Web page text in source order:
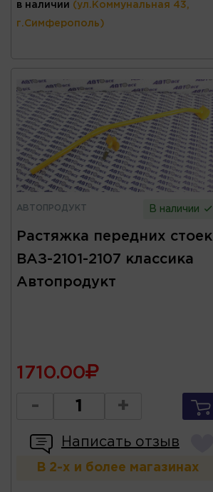
в наличии (ул.Коммунальная 43,
г.Симферополь)
АВТОПРОДУКТ В наличии
Растяжка передних стоек
ВАЗ-2101-2107 классика
Автопродукт
1710.00
- +
Написать отзыв
В 2-х и более магазинах